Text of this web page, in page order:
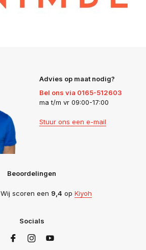
Advies op maat nodig?
Bel ons via 0165-512603
ma t/m vr 09:00-17:00
Stuur ons een e-mail
Beoordelingen
Wij scoren een 9,4 op Kiyoh
Socials